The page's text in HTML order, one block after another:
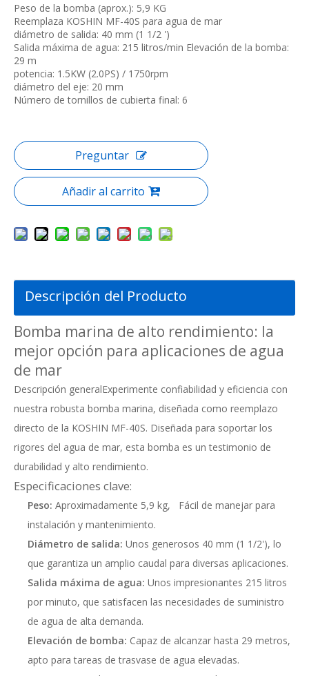
Peso de la bomba (aprox.): 5,9 KG
Reemplaza KOSHIN MF-40S para agua de mar
diámetro de salida: 40 mm (1 1/2 ')
Salida máxima de agua: 215 litros/min Elevación de la bomba:
29 m
potencia: 1.5KW (2.0PS) / 1750rpm
diámetro del eje: 20 mm
Número de tornillos de cubierta final: 6
Preguntar
Añadir al carrito
Descripción del Producto
Bomba marina de alto rendimiento: la
mejor opción para aplicaciones de agua
de mar
Descripción generalExperimente confiabilidad y eficiencia con
nuestra robusta bomba marina, diseñada como reemplazo
directo de la KOSHIN MF-40S. Diseñada para soportar los
rigores del agua de mar, esta bomba es un testimonio de
durabilidad y alto rendimiento.
Especificaciones clave:
Peso: Aproximadamente 5,9 kg, Fácil de manejar para
instalación y mantenimiento.
Diámetro de salida: Unos generosos 40 mm (1 1/2'), lo
que garantiza un amplio caudal para diversas aplicaciones.
Salida máxima de agua: Unos impresionantes 215 litros
por minuto, que satisfacen las necesidades de suministro
de agua de alta demanda.
Elevación de bomba: Capaz de alcanzar hasta 29 metros,
apto para tareas de trasvase de agua elevadas.